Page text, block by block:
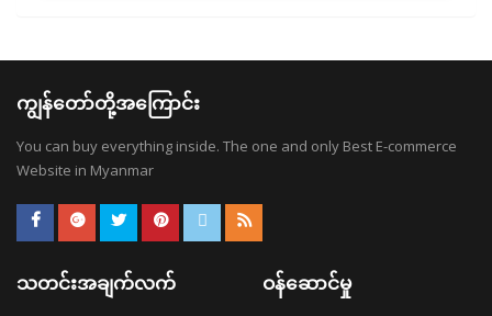
ကျွန်တော်တို့အကြောင်း
You can buy everything inside. The one and only Best E-commerce
Website in Myanmar
သတင်းအချက်လက် ဝန်ဆောင်မှု